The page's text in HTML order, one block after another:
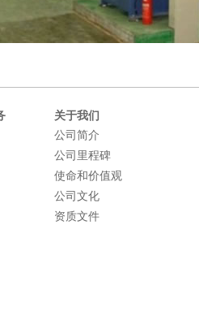
关于我们
公司简介
公司里程碑
使命和价值观
公司文化
资质文件